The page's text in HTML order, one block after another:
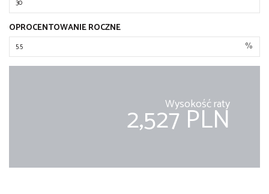
OPROCENTOWANIE ROCZNE
%
Wysokość raty
2,527 PLN